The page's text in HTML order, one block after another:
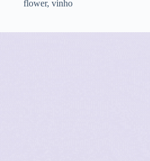
flower, vinho